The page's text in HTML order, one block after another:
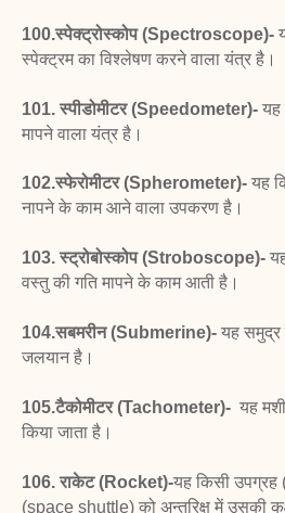
100.स्पेक्ट्रोस्कोप (Spectroscope)-
स्पेक्ट्रम का विश्लेषण करने वाला यंत्र है।
101. स्पीडोमीटर (Speedometer)- यह
मापने वाला यंत्र है।
102.स्फेरोमीटर (Spherometer)- यह
नापने के काम आने वाला उपकरण है।
103. स्ट्रोबोस्कोप (Stroboscope)-
वस्तु की गति मापने के काम आती है।
104.सबमरीन (Submerine)- यह
जलयान है।
105.टैकोमीटर (Tachometer)- यह
किया जाता है।
106. राकेट (Rocket)-यह किसी उपग्रह
(space shuttle) को अन्तरिक्ष में उसकी